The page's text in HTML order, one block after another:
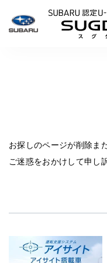
お探しのページが削除ま
ご迷惑をおかけして申し